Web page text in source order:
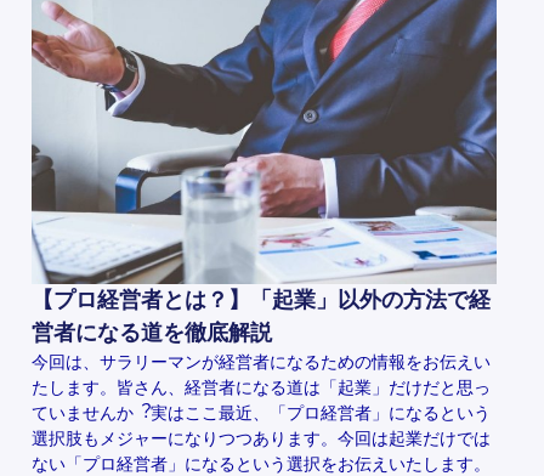
【プロ経営者とは？】「起業」以外の方法で経
営者になる道を徹底解説
今回は、サラリーマンが経営者になるための情報をお伝えい
たします。皆さん、経営者になる道は「起業」だけだと思っ
ていませんか︖実はここ最近、「プロ経営者」になるという
選択肢もメジャーになりつつあります。今回は起業だけでは
ない「プロ経営者」になるという選択をお伝えいたします。